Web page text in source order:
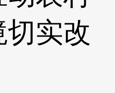
切实改